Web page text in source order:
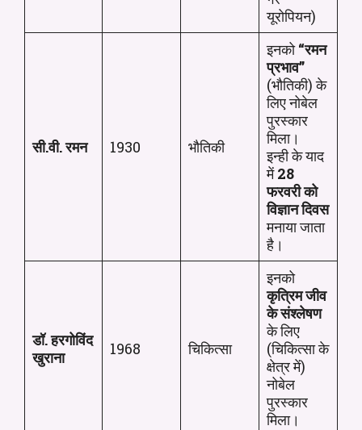
यूरोपियन)
सी.वी. रमन 1930 भौतिकी
इनको“रमन
प्रभाव”
(भौतिकी) के
लिए नोबेल
पुरस्कार
मिला।
इन्ही के याद
में28
फरवरी को
विज्ञान दिवस
मनाया जाता
है।
डॉ. हरगोविंद
खुराना
1968 चिकित्सा
इनको
कृत्रिम जीव
के संश्लेषण
के लिए
(चिकित्सा के
क्षेत्र में)
नोबेल
पुरस्कार
मिला।